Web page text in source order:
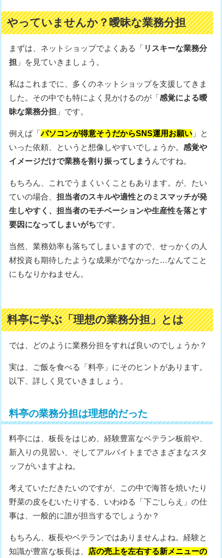
やっていませんか？曖昧な業務分担
まずは、ネットショップでよくある「 リスキーな業務分
担 」を見ていきましょう。
私はこれまでに、多くのネットショップを支援してきま
した。その中でも特によく見かけるのが「感覚による曖
昧な業務分担 」です。
例えば「パソコンが得意そうだからSNS運用お願い 」と
いった依頼、というと想像しやすいでしょうか。感覚や
イメージだけで業務を割り振ってしまう んですね。
もちろん、これでうまくいくこともあります。が、たい
ていの場合、担当者のスキルや適性とのミスマッチが発
生しやすく、担当者のモチベーションや生産性を落とす
要因になってしまいがちです。
当然、業務効率も落ちてしまいますので、せっかくの人
材投資も期待したような成果がでなかった…なんてこと
にもなりかねません。
料亭に学ぶ「理想の業務分担」とは
では、どのように業務分担をすれば良いのでしょうか？
実は、ご飯を食べる「料亭」にそのヒントがあります。
以下、詳しく見ていきましょう。
料亭の業務分担は理想的だった
料亭には、板長をはじめ、経験豊富なベテラン板前や、
新入りの見習い、そしてアルバイトまでさまざまなスタ
ッフがいますよね。
考えていただきたいのですが、この中で海苔を焼いたり
野菜の皮をむいたりする、いわゆる「下ごしらえ」の仕
事は、一般的に誰が担当するでしょうか？
もちろん、板長やベテランではありませんよね。経験と
知識が豊富な板長は、 店の売上を左右する新メニューの